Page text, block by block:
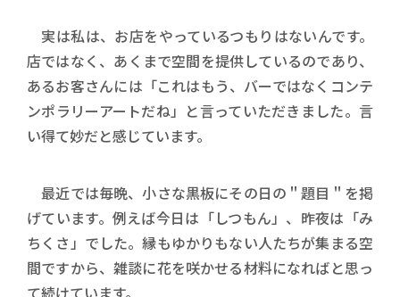
実は私は、お店をやっているつもりはないんです。
店ではなく、あくまで空間を提供しているのであり、
あるお客さんには「これはもう、バーではなくコンテ
ンポラリーアートだね」と言っていただきました。言
い得て妙だと感じています。
最近では毎晩、小さな黒板にその日の＂題目＂を掲
げています。例えば今日は「しつもん」、昨夜は「み
ちくさ」でした。縁もゆかりもない人たちが集まる空
間ですから、雑談に花を咲かせる材料になればと思っ